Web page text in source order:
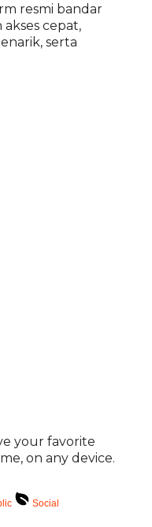
resmi bandar
cepat,
serta
your favorite
on any device.
Social